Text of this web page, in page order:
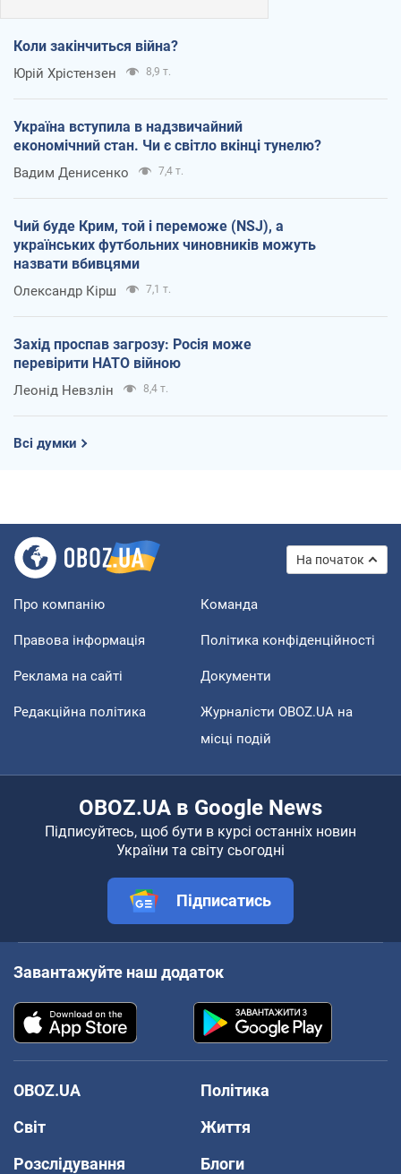
Коли закінчиться війна?
Юрій Хрістензен 8,9 т.
Україна вступила в надзвичайний
економічний стан. Чи є світло вкінці тунелю?
Вадим Денисенко 7,4 т.
Чий буде Крим, той і переможе (NSJ), а
українських футбольних чиновників можуть
назвати вбивцями
Олександр Кірш 7,1 т.
Захід проспав загрозу: Росія може
перевірити НАТО війною
Леонід Невзлін 8,4 т.
Всі думки
На початок
Про компанію Команда
Правова інформація Політика конфіденційності
Реклама на сайті Документи
Редакційна політика
Журналісти OBOZ.UA на
місці подій
OBOZ.UA в Google News
Підписуйтесь, щоб бути в курсі останніх новин
України та світу сьогодні
Підписатись
Завантажуйте наш додаток
OBOZ.UA
Політика
Світ
Життя
Розслідування
Блоги